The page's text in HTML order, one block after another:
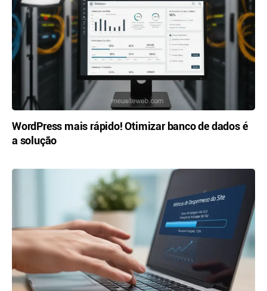
WordPress mais rápido! Otimizar banco de dados é
a solução